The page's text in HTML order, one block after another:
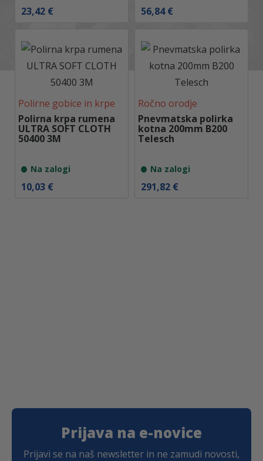
23,42 € 56,84€
Polirne gobice in krpe
Polirna krpa rumena
ULTRA SOFT CLOTH
50400 3M
Na zalogi
10,03 €
Ročno orodje
Pnevmatska polirka
kotna 200mm B200
Telesch
Na zalogi
291,82 €
Prijava na e-novice
Prijavi se na naš newsletter in ne zamudi novosti,